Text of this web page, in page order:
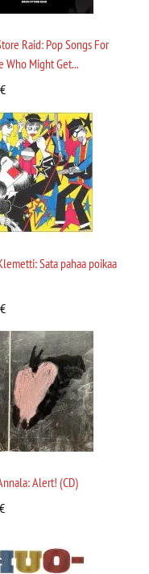
Raid: Pop Songs For
Who Might Get...
€
Sata pahaa poikaa
€
Alert! (CD)
€